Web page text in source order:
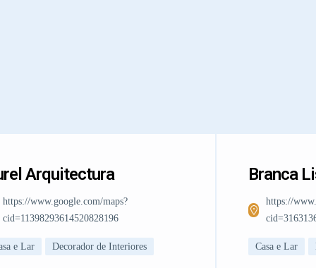
Arquitectura
https://www.google.com/maps?
cid=11398293614520828196
e Lar Decorador de Interiores
Branca
https://
Casa e Lar